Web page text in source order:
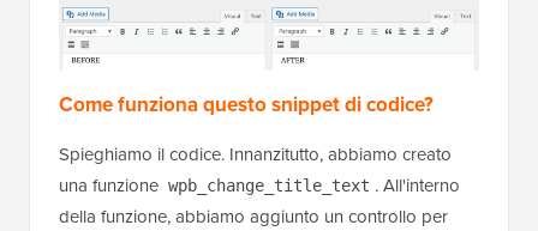
Come funziona questo snippet di codice?
Spieghiamo il codice. Innanzitutto, abbiamo creato
una funzione wpb_change_title_text . All'interno
della funzione, abbiamo aggiunto un controllo per